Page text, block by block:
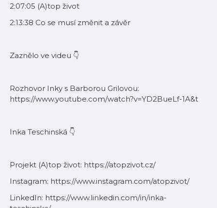
2:07:05 (A)top život
2:13:38 Co se musí změnit a závěr
Zaznělo ve videu 👇
Rozhovor Inky s Barborou Grilovou:
https://www.youtube.com/watch?v=YD2BueLf-1A&t
Inka Teschinská 👇
Projekt (A)top život: https://atopzivot.cz/
Instagram: https://www.instagram.com/atopzivot/
LinkedIn: https://www.linkedin.com/in/inka-